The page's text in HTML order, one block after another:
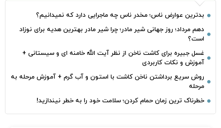
بدترین عوارض ناس؛ مخدر ناس چه ماجرایی دارد که نمیدانیم؟
دهم مرداد؛ روز جهانی شیر مادر؛ چرا شیر مادر بهترین هدیه برای نوزاد
است؟
غسل جبیره برای کاشت ناخن از نظر آیت الله خامنه ای و سیستانی +
آموزش و نکات کاربردی
روش سریع برداشتن ناخن کاشت با استون و آب گرم + آموزش مرحله به
مرحله
خطرناک‌ ترین زمان‌ حمام کردن؛ سلامت خود را به خطر نیندازید!